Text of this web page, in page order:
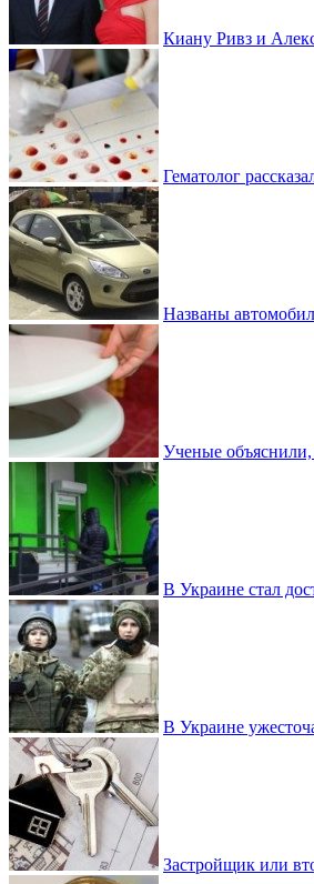
Киану Ривз и
Гематолог
Названы
Ученые объяснили,
В Украине стал
В Украине
Застройщик или